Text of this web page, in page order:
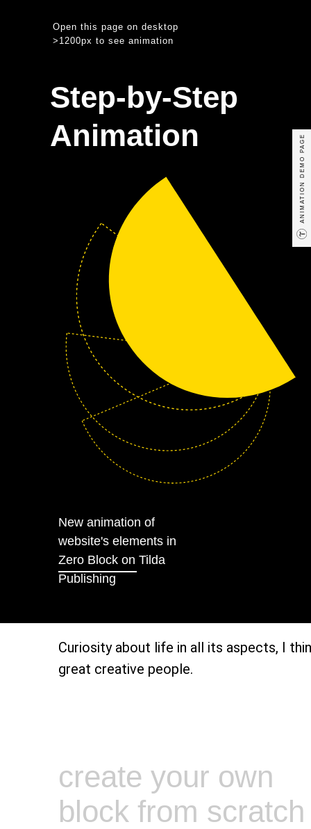
Step-by-Step
ANIMATION DEMO PAGE
Animation
New animation of
website's elements in
Zero Block on Tilda
Publishing
Open this page on desktop
>1200px to see animation
create your own
block from scratch
Curiosity about life in all its aspects, I
great creative people.